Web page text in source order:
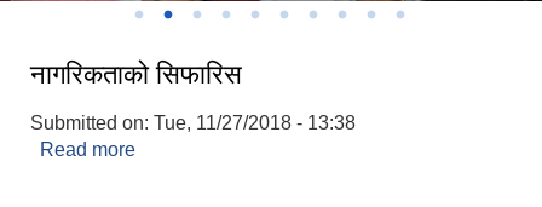
नागरिकताको सिफारिस
Submitted on: Tue, 11/27/2018 - 13:38
Read more